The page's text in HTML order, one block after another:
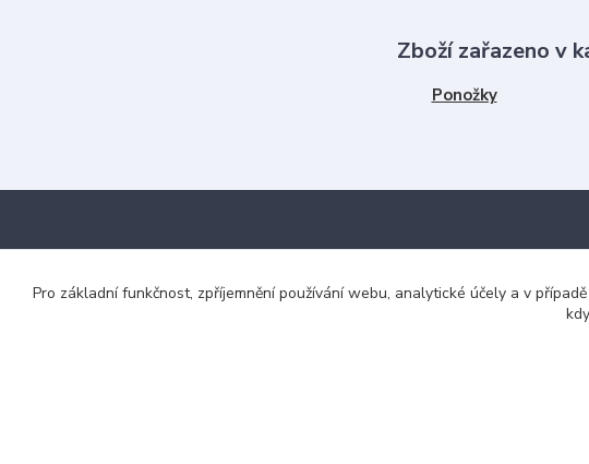
Zboží zařazeno v
Ponožky
Pro základní funkčnost, zpříjemnění používání webu, analytické účely a v